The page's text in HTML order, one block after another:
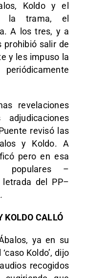
Koldo y el
la trama, el
A los tres, y a
prohibió salir de
y les impuso la
revelaciones
revisó las
y Koldo. A
pero en esa
populares –
del PP–
KOLDO CALLÓ
ya en su
Koldo’, dijo
recogidos